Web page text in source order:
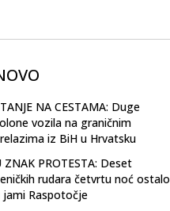
NA CESTAMA: Duge
vozila na graničnim
iz BiH u Hrvatsku
ZNAK PROTESTA: Deset
rudara četvrtu noć ostalo
jami Raspotočje